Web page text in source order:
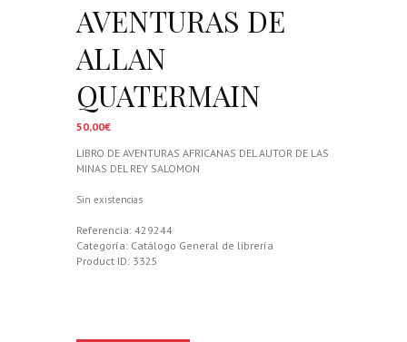
AVENTURAS DE
ALLAN
QUATERMAIN
50,00€
LIBRO DE AVENTURAS AFRICANAS DEL AUTOR DE LAS
MINAS DEL REY SALOMON
Sin existencias
Referencia: 429244
Categoría: Catálogo General de librería
Product ID: 3325